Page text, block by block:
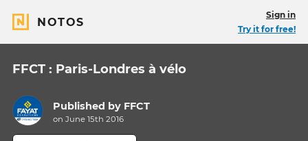
NOTOS
Sign in
Try it for free!
FFCT : Paris-Londres à vélo
Published by FFCT
on June 15th 2016